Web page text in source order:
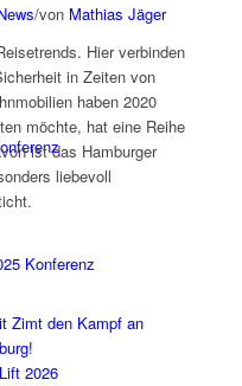
Konferenz
/von Mathias Jäger
Hier verbinden
in Zeiten von
haben 2020
möchte, hat eine Reihe
ist das Hamburger
liebevoll
Zimt den Kampf an
2026